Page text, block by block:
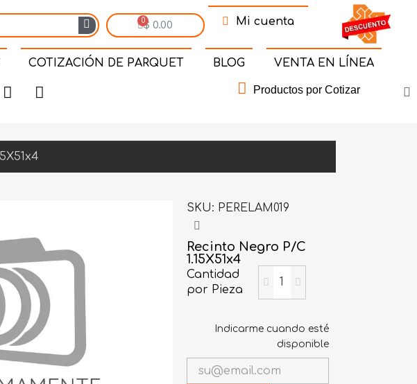
$ 0.00 Mi cuenta
COTIZACIÓN DE PARQUET BLOG VENTA EN LÍNEA
Productos por Cotizar
SKU PERELAM019
Recinto Negro P/C
1.15X51x4
Cantidad
por Pieza
Indicarme cuando esté
disponible